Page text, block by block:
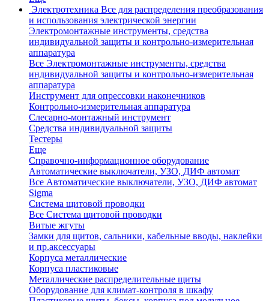
Электротехника Все для распределения преобразования
и использования электрической энергии
Электромонтажные инструменты, средства
индивидуальной защиты и контрольно-измерительная
аппаратура
Все Электромонтажные инструменты, средства
индивидуальной защиты и контрольно-измерительная
аппаратура
Инструмент для опрессовки наконечников
Контрольно-измерительная аппаратура
Слесарно-монтажный инструмент
Средства индивидуальной защиты
Тестеры
Еще
Справочно-информационное оборудование
Автоматические выключатели, УЗО, ДИФ автомат
Все Автоматические выключатели, УЗО, ДИФ автомат
Sigma
Система щитовой проводки
Все Система щитовой проводки
Витые жгуты
Замки для щитов, сальники, кабельные вводы, наклейки
и пр.аксессуары
Корпуса металлические
Корпуса пластиковые
Металлические распределительные щиты
Оборудование для климат-контроля в шкафу